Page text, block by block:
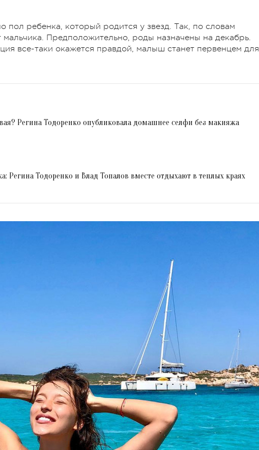
пол ребенка, который родится у звезд. Так, по словам
Предположительно, роды назначены на декабрь.
все-таки окажется правдой, малыш станет первенцем для
Регина Тодоренко опубликовала домашнее селфи без макияжа
Регина Тодоренко и Влад Топалов вместе отдыхают в теплых краях